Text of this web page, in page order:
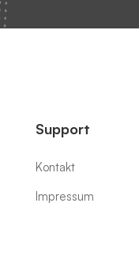
Support
Kontakt
Impressum